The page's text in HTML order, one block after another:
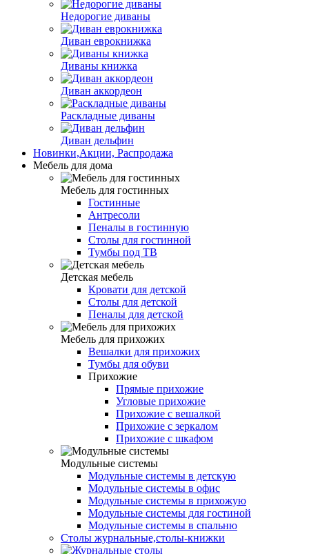
Недорогие диваны
Диван еврокнижка
Диваны книжка
Диван аккордеон
Раскладные диваны
Диван дельфин
Новинки,Акции, Распродажа
Мебель для дома
Мебель для гостинных
Гостинные
Антресоли
Пеналы в гостинную
Столы для гостинной
Тумбы под ТВ
Детская мебель
Кровати для детской
Столы для детской
Пеналы для детской
Мебель для прихожих
Вешалки для прихожих
Тумбы для обуви
Прихожие
Прямые прихожие
Угловые прихожие
Прихожие с вешалкой
Прихожие с зеркалом
Прихожие с шкафом
Модульные системы
Модульные системы в детскую
Модульные системы в офис
Модульные системы в прихожую
Модульные системы для гостиной
Модульные системы в спальню
Столы журнальные,столы-книжки